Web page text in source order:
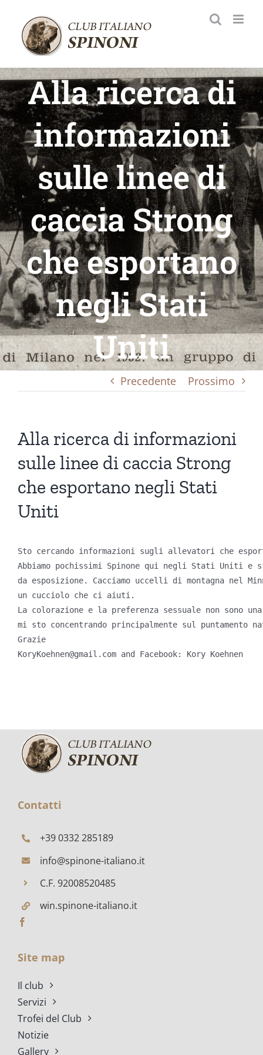
contenuto
Alla ricerca di
informazioni
sulle linee di
caccia Strong
che esportano
negli Stati
Uniti
Precedente Prossimo
Alla ricerca di informazioni
sulle linee di caccia Strong
che esportano negli Stati
Uniti
Sto cercando informazioni sugli allevatori che
Abbiamo pochissimi Spinone qui negli Stati Uniti e
da esposizione. Cacciamo uccelli di montagna nel
un cucciolo che ci aiuti.
La colorazione e la preferenza sessuale non sono
mi sto concentrando principalmente sul
Grazie
KoryKoehnen@gmail.com and Facebook: Kory Koehnen
Contatti
+39 0332 285189
info@spinone-italiano.it
C.F. 92008520485
win.spinone-italiano.it
Site map
Il club
Servizi
Trofei del Club
Notizie
Gallery